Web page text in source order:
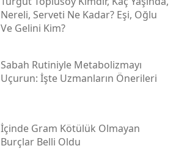
Nereli, Serveti Ne Kadar? Eşi, Oğlu
Ve Gelini Kim?
Sabah Rutiniyle Metabolizmayı
Uçurun: İşte Uzmanların Önerileri
İçinde Gram Kötülük Olmayan
Burçlar Belli Oldu